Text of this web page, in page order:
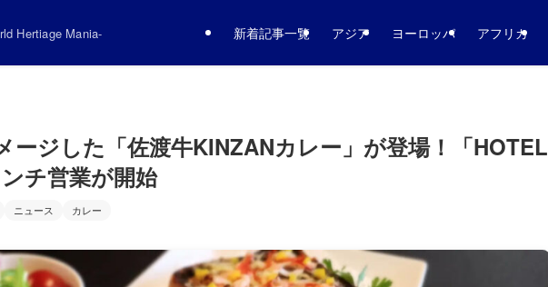
Hertiage Mania- 新着記事一覧 アジア ヨーロッパ アフリカ
ージした「佐渡牛KINZANカレー」が登場！「HOTEL
チ営業が開始
ニュース カレー